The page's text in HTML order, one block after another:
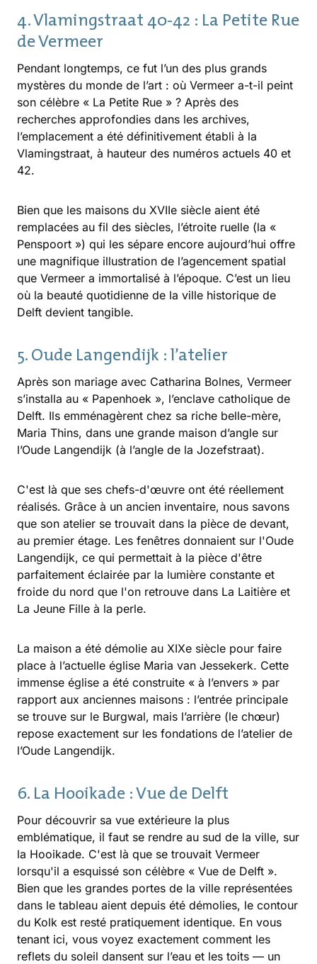
4. Vlamingstraat 40-42 : La Petite Rue
de Vermeer
Pendant longtemps, ce fut l’un des plus grands
mystères du monde de l’art : où Vermeer a-t-il peint
son célèbre « La Petite Rue » ? Après des
recherches approfondies dans les archives,
l’emplacement a été définitivement établi à la
Vlamingstraat, à hauteur des numéros actuels 40 et
42.
Bien que les maisons du XVIIe siècle aient été
remplacées au fil des siècles, l’étroite ruelle (la «
Penspoort ») qui les sépare encore aujourd’hui offre
une magnifique illustration de l’agencement spatial
que Vermeer a immortalisé à l’époque. C’est un lieu
où la beauté quotidienne de la ville historique de
Delft devient tangible.
5. Oude Langendijk : l’atelier
Après son mariage avec Catharina Bolnes, Vermeer
s’installa au « Papenhoek », l’enclave catholique de
Delft. Ils emménagèrent chez sa riche belle-mère,
Maria Thins, dans une grande maison d’angle sur
l’Oude Langendijk (à l’angle de la Jozefstraat).
C'est là que ses chefs-d'œuvre ont été réellement
réalisés. Grâce à un ancien inventaire, nous savons
que son atelier se trouvait dans la pièce de devant,
au premier étage. Les fenêtres donnaient sur l'Oude
Langendijk, ce qui permettait à la pièce d'être
parfaitement éclairée par la lumière constante et
froide du nord que l'on retrouve dans La Laitière et
La Jeune Fille à la perle.
La maison a été démolie au XIXe siècle pour faire
place à l’actuelle église Maria van Jessekerk. Cette
immense église a été construite « à l’envers » par
rapport aux anciennes maisons : l’entrée principale
se trouve sur le Burgwal, mais l’arrière (le chœur)
repose exactement sur les fondations de l’atelier de
l’Oude Langendijk.
6. La Hooikade : Vue de Delft
Pour découvrir sa vue extérieure la plus
emblématique, il faut se rendre au sud de la ville, sur
la Hooikade. C'est là que se trouvait Vermeer
lorsqu'il a esquissé son célèbre « Vue de Delft ».
Bien que les grandes portes de la ville représentées
dans le tableau aient depuis été démolies, le contour
du Kolk est resté pratiquement identique. En vous
tenant ici, vous voyez exactement comment les
reflets du soleil dansent sur l’eau et les toits — un